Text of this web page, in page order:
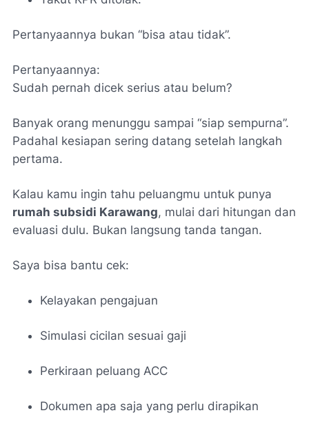
Pertanyaannya bukan “bisa atau tidak”.
Pertanyaannya:
Sudah pernah dicek serius atau belum?
Banyak orang menunggu sampai “siap sempurna”.
Padahal kesiapan sering datang setelah langkah
pertama.
Kalau kamu ingin tahu peluangmu untuk punya
rumah subsidi Karawang, mulai dari hitungan dan
evaluasi dulu. Bukan langsung tanda tangan.
Saya bisa bantu cek:
Kelayakan pengajuan
Simulasi cicilan sesuai gaji
Perkiraan peluang ACC
Dokumen apa saja yang perlu dirapikan